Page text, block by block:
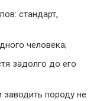
стандарт,
человека;
задолго до его
породу не